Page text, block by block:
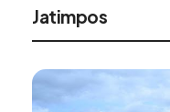
Jatimpos